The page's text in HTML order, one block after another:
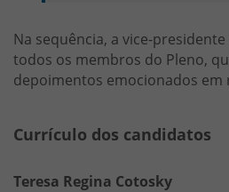
Na sequência, a vice-
todos os membros do Pleno,
depoimentos emocionados em
Currículo dos candidatos
Teresa Regina Cotosky